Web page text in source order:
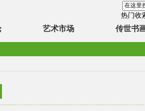
热门收
艺术市场 传世书